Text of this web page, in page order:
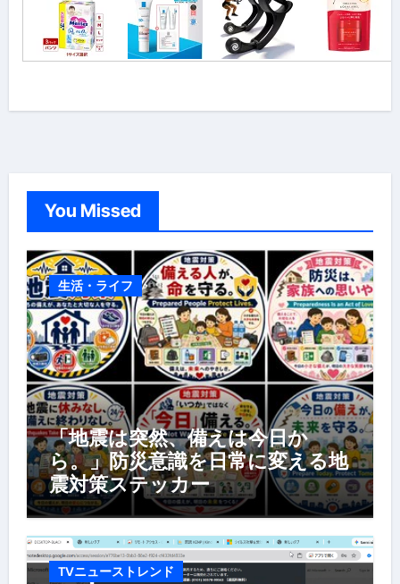
You Missed
生活・ライフ
「地震は突然、備えは今日か
ら。」防災意識を日常に変える地
震対策ステッカー
TVニューストレンド